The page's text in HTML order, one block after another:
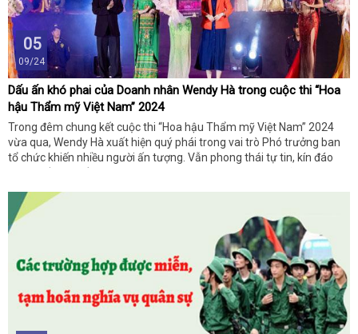
05
09/24
Dấu ấn khó phai của Doanh nhân Wendy Hà trong cuộc thi “Hoa
hậu Thẩm mỹ Việt Nam” 2024
Trong đêm chung kết cuộc thi “Hoa hậu Thẩm mỹ Việt Nam” 2024
vừa qua, Wendy Hà xuất hiện quý phái trong vai trò Phó trưởng ban
tổ chức khiến nhiều người ấn tượng. Vẫn phong thái tự tin, kín đáo
toàn quốc.